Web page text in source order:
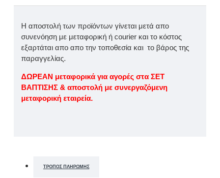
Η αποστολή των προϊόντων γίνεται μετά απο
συνενόηση με μεταφορική ή courier και το κόστος
εξαρτάται απο απο την τοποθεσία και το βάρος της
παραγγελίας.
ΔΩΡΕΑΝ μεταφορικά για αγορές στα ΣΕΤ
ΒΑΠΤΙΣΗΣ & αποστολή με συνεργαζόμενη
μεταφορική εταιρεία.
ΤΡΌΠΟΣ ΠΛΗΡΩΜΉΣ